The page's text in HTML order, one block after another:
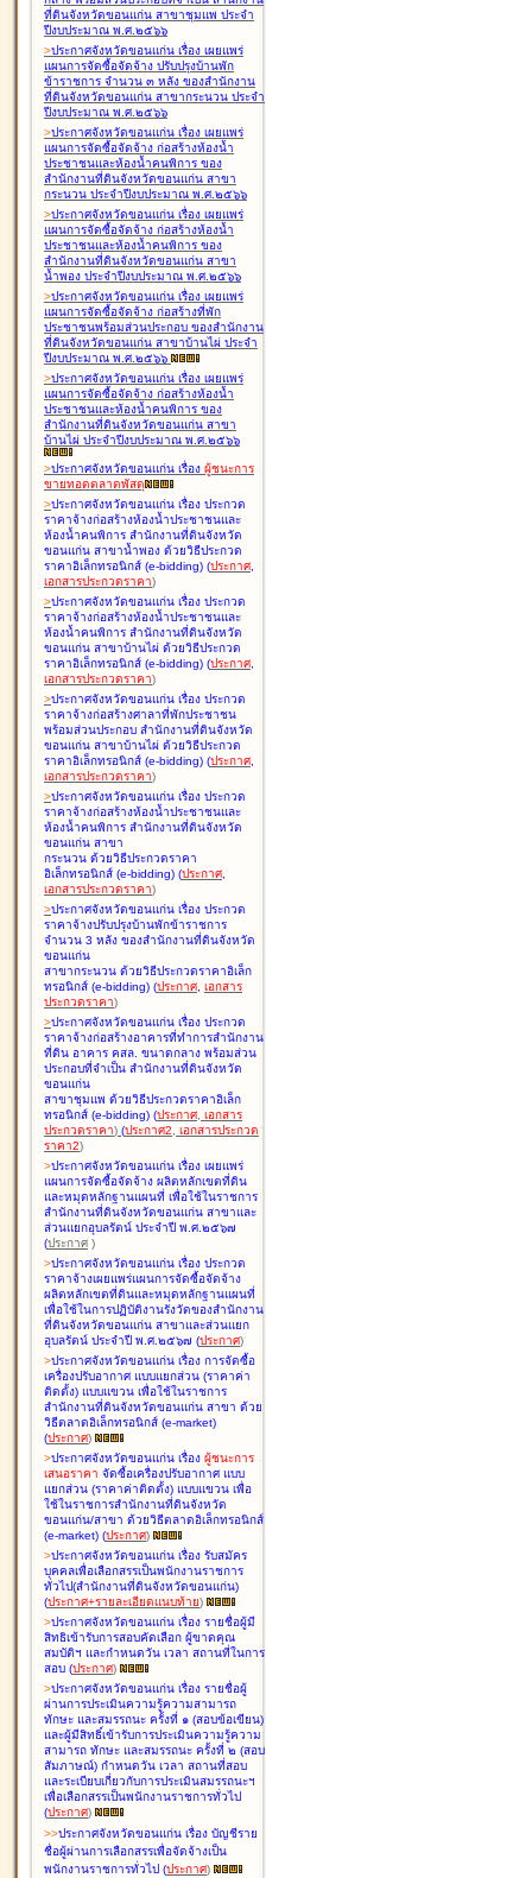
ที่ดินจังหวัดขอนแก่น สาขาชุมแพ ประจำ
ปีงบประมาณ พ.ศ.๒๕๖๖
>ประกาศจังหวัดขอนแก่น เรื่อง เผยแพร่
แผนการจัดซื้อจัดจ้าง ปรับปรุงบ้านพัก
ข้าราชการ จำนวน ๓ หลัง ของสำนักงาน
ที่ดินจังหวัดขอนแก่น สาขากระนวน ประจำ
ปีงบประมาณ พ.ศ.๒๕๖๖
>ประกาศจังหวัดขอนแก่น เรื่อง เผยแพร่
แผนการจัดซื้อจัดจ้าง ก่อสร้างห้องน้ำ
ประชาชนและห้องน้ำคนพิการ ของ
สำนักงานที่ดินจังหวัดขอนแก่น สาขา
กระนวน ประจำปีงบประมาณ พ.ศ.๒๕๖๖
>ประกาศจังหวัดขอนแก่น เรื่อง เผยแพร่
แผนการจัดซื้อจัดจ้าง ก่อสร้างห้องน้ำ
ประชาชนและห้องน้ำคนพิการ ของ
สำนักงานที่ดินจังหวัดขอนแก่น สาขา
น้ำพอง ประจำปีงบประมาณ พ.ศ.๒๕๖๖
>ประกาศจังหวัดขอนแก่น เรื่อง เผยแพร่
แผนการจัดซื้อจัดจ้าง ก่อสร้างที่พัก
ประชาชนพร้อมส่วนประกอบ ของสำนักงาน
ที่ดินจังหวัดขอนแก่น สาขาบ้านไผ่ ประจำ
ปีงบประมาณ พ.ศ.๒๕๖๖
>ประกาศจังหวัดขอนแก่น เรื่อง เผยแพร่
แผนการจัดซื้อจัดจ้าง ก่อสร้างห้องน้ำ
ประชาชนและห้องน้ำคนพิการ ของ
สำนักงานที่ดินจังหวัดขอนแก่น สาขา
บ้านไผ่ ประจำปีงบประมาณ พ.ศ.๒๕๖๖
>ประกาศจังหวัดขอนแก่น เรื่อง ผู้ชนะการ
ขายทอดตลาดพัสดุ
>ประกาศจังหวัดขอนแก่น เรื่อง ประกวด
ราคาจ้างก่อสร้างห้องน้ำประชาชนและ
ห้องน้ำคนพิการ สำนักงานที่ดินจังหวัด
ขอนแก่น สาขาน้ำพอง ด้วยวิธีประกวด
ราคาอิเล็กทรอนิกส์ (e-bidding) (ประกาศ,
เอกสารประกวดราคา)
>ประกาศจังหวัดขอนแก่น เรื่อง ประกวด
ราคาจ้างก่อสร้างห้องน้ำประชาชนและ
ห้องน้ำคนพิการ สำนักงานที่ดินจังหวัด
ขอนแก่น สาขาบ้านไผ่ ด้วยวิธีประกวด
ราคาอิเล็กทรอนิกส์ (e-bidding) (ประกาศ,
เอกสารประกวดราคา)
>ประกาศจังหวัดขอนแก่น เรื่อง ประกวด
ราคาจ้างก่อสร้างศาลาที่พักประชาชน
พร้อมส่วนประกอบ สำนักงานที่ดินจังหวัด
ขอนแก่น สาขาบ้านไผ่ ด้วยวิธีประกวด
ราคาอิเล็กทรอนิกส์ (e-bidding) (ประกาศ,
เอกสารประกวดราคา)
>ประกาศจังหวัดขอนแก่น เรื่อง ประกวด
ราคาจ้างก่อสร้างห้องน้ำประชาชนและ
ห้องน้ำคนพิการ สำนักงานที่ดินจังหวัด
ขอนแก่น สาขา
กระนวน ด้วยวิธีประกวดราคา
อิเล็กทรอนิกส์ (e-bidding) (ประกาศ,
เอกสารประกวดราคา)
>ประกาศจังหวัดขอนแก่น เรื่อง ประกวด
ราคาจ้างปรับปรุงบ้านพักข้าราชการ
จำนวน 3 หลัง ของสำนักงานที่ดินจังหวัด
ขอนแก่น
สาขากระนวน ด้วยวิธีประกวดราคาอิเล็ก
ทรอนิกส์ (e-bidding) (ประกาศ, เอกสาร
ประกวดราคา)
>ประกาศจังหวัดขอนแก่น เรื่อง ประกวด
ราคาจ้างก่อสร้างอาคารที่ทำการสำนักงาน
ที่ดิน อาคาร คสล. ขนาดกลาง พร้อมส่วน
ประกอบที่จำเป็น สำนักงานที่ดินจังหวัด
ขอนแก่น
สาขาชุมแพ ด้วยวิธีประกวดราคาอิเล็ก
ทรอนิกส์ (e-bidding) (ประกาศ, เอกสาร
ประกวดราคา) (ประกาศ2, เอกสารประกวด
ราคา2)
>ประกาศจังหวัดขอนแก่น เรื่อง เผยแพร่
แผนการจัดซื้อจัดจ้าง ผลิตหลักเขตที่ดิน
และหมุดหลักฐานแผนที่ เพื่อใช้ในราชการ
สำนักงานที่ดินจังหวัดขอนแก่น สาขาและ
ส่วนแยกอุบลรัตน์ ประจำปี พ.ศ.๒๕๖๗
(ประกาศ )
>ประกาศจังหวัดขอนแก่น เรื่อง ประกวด
ราคาจ้างเผยแพร่แผนการจัดซื้อจัดจ้าง
ผลิตหลักเขตที่ดินและหมุดหลักฐานแผนที่
เพื่อใช้ในการปฏิบัติงานรังวัดของสำนักงาน
ที่ดินจังหวัดขอนแก่น สาขาและส่วนแยก
อุบลรัตน์ ประจำปี พ.ศ.๒๕๖๗ (ประกาศ)
>ประกาศจังหวัดขอนแก่น เรื่อง การจัดซื้อ
เครื่องปรับอากาศ แบบแยกส่วน (ราคาค่า
ติดตั้ง) แบบแขวน เพื่อใช้ในราชการ
สำนักงานที่ดินจังหวัดขอนแก่น สาขา ด้วย
วิธีตลาดอิเล็กทรอนิกส์ (e-market)
(ประกาศ)
>ประกาศจังหวัดขอนแก่น เรื่อง ผู้ชนะการ
เสนอราคา จัดซื้อเครื่องปรับอากาศ แบบ
แยกส่วน (ราคาค่าติดตั้ง) แบบแขวน เพื่อ
ใช้ในราชการสำนักงานที่ดินจังหวัด
ขอนแก่น/สาขา ด้วยวิธีตลาดอิเล็กทรอนิกส์
(e-market) (ประกาศ)
>ประกาศจังหวัดขอนแก่น เรื่อง รับสมัคร
บุคคลเพื่อเลือกสรรเป็นพนักงานราชการ
ทั่วไป(สำนักงานที่ดินจังหวัดขอนแก่น)
(ประกาศ+รายละเอียดแนบท้าย)
>ประกาศจังหวัดขอนแก่น เรื่อง รายชื่อผู้มี
สิทธิเข้ารับการสอบคัดเลือก ผู้ขาดคุณ
สมบัติฯ และกำหนดวัน เวลา สถานที่ในการ
สอบ (ประกาศ)
>ประกาศจังหวัดขอนแก่น เรื่อง รายชื่อผู้
ผ่านการประเมินความรู้ความสามารถ
ทักษะ และสมรรถนะ ครั้งที่ ๑ (สอบข้อเขียน)
และผู้มีสิทธิ์เข้ารับการประเมินความรู้ความ
สามารถ ทักษะ และสมรรถนะ ครั้งที่ ๒ (สอบ
สัมภาษณ์) กำหนดวัน เวลา สถานที่สอบ
และระเบียบเกี่ยวกับการประเมินสมรรถนะฯ
เพื่อเลือกสรรเป็นพนักงานราชการทั่วไป
(ประกาศ)
>>ประกาศจังหวัดขอนแก่น เรื่อง บัญชีราย
ชื่อผู้ผ่านการเลือกสรรเพื่อจัดจ้างเป็น
พนักงานราชการทั่วไป (ประกาศ)